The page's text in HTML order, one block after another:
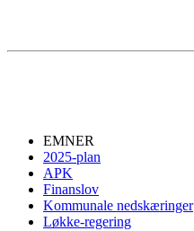
EMNER
2025-plan
APK
Finanslov
Kommunale nedskæringer
Løkke-regering